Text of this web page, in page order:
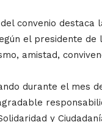
convenio
el presidente de
amistad,
durante el mes
y